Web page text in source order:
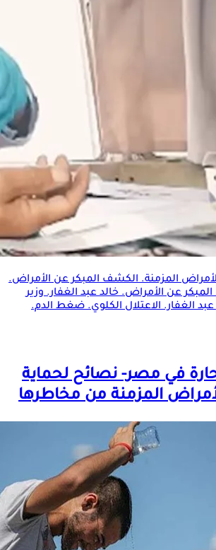
المزمنة. الكشف المبكر عن الأمراض.
عن الأمراض. خالد عبد الغفار. وزير
الغفار. الاعتلال الكلوي. ضغط الدم.
في مصر- نصائح لحماية
المزمنةمن مخاطرها